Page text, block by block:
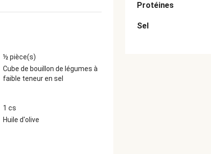
½ pièce(s)
Cube de bouillon de légumes à
faible teneur en sel
1 cs
Huile d'olive
Protéines
Sel